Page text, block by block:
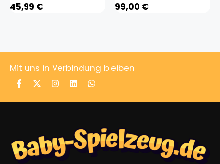
45,99 € 99,00 €
Mit uns in Verbindung bleiben